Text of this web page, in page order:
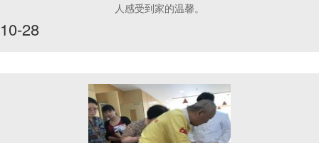
人感受到家的温馨。
10-28